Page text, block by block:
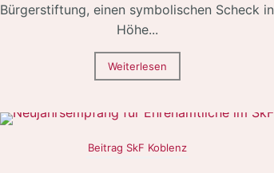
Bürgerstiftung, einen symbolischen Scheck in
Höhe...
Weiterlesen
Beitrag SkF Koblenz